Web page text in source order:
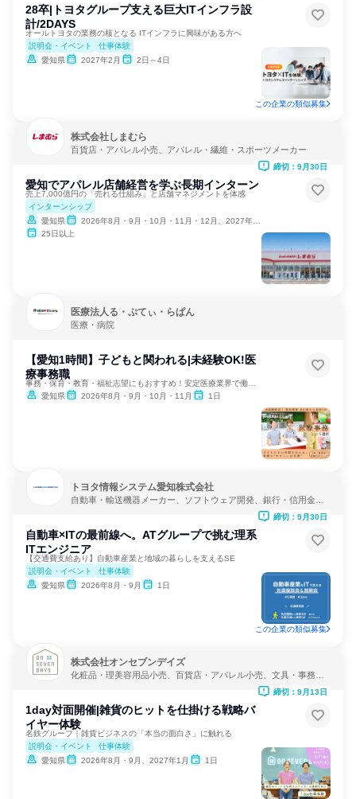
28卒|トヨタグループ支える巨大ITインフラ設
計/2DAYS
オールトヨタの業務の核となる ITインフラに興味がある方へ
説明会・イベント
仕事体験
愛知県
2027年2月 2日～4日
この企業の類似募集
株式会社しまむら
百貨店・アパレル小売、アパレル・繊維・スポーツメーカー
愛知でアパレル店舗経営を学ぶ長期インターン
売上7,000億円の「売れる仕組み」と店舗マネジメントを体感
インターンシップ
愛知県
2026年8月・9月・10月・11月・12月、2027年1月
25日以上
締切：9月30日
医療法人る・ぷてぃ・らぱん
医療・病院
【愛知1時間】子どもと関われる|未経験OK!医
療事務職
愛知県
2026年8月・9月・10月・11月 1日
トヨタ情報システム愛知株式会社
自動車・輸送機器メーカー、ソフトウェア開発、銀行・信用金
自動車×ITの最前線へ。ATグループで挑む理系
ITエンジニア
【交通費支給あり】自動車産業と地域の暮らしを支えるSE
説明会・イベント
仕事体験
愛知県
2026年8月・9月 1日
締切：9月30日
この企業の類似募集
株式会社オンセブンデイズ
化粧品・理美容用品小売、百貨店・アパレル小売、文具・事務用
1day対面開催|雑貨のヒットを仕掛ける戦略バ
イヤー体験
名鉄グループ｜雑貨ビジネスの「本当の面白さ」に触れる
説明会・イベント
仕事体験
愛知県
2026年8月・9月、2027年1月 1日
締切：9月13日